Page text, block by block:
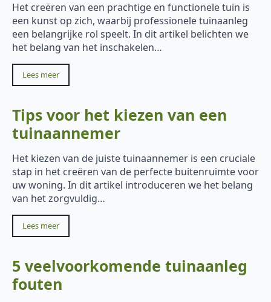
Het creëren van een prachtige en functionele tuin is
een kunst op zich, waarbij professionele tuinaanleg
een belangrijke rol speelt. In dit artikel belichten we
het belang van het inschakelen…
Lees meer
Tips voor het kiezen van een
tuinaannemer
Het kiezen van de juiste tuinaannemer is een cruciale
stap in het creëren van de perfecte buitenruimte voor
uw woning. In dit artikel introduceren we het belang
van het zorgvuldig…
Lees meer
5 veelvoorkomende tuinaanleg
fouten